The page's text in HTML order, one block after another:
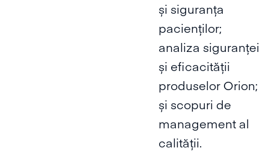
și siguranța
pacienților;
analiza siguranței
și eficacității
produselor Orion;
și scopuri de
management al
calității.